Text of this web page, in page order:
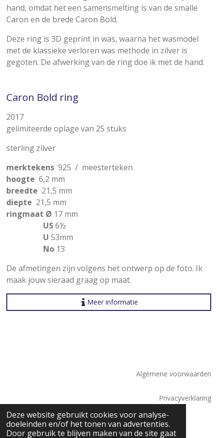
Deze website gebruikt cookies voor analyse-
doeleinden en/of het tonen van advertenties.
Door gebruik te blijven maken van de site gaat
hand, omdat het een samensmelting is van de smalle
Caron en de brede Caron Bold.
Deze ring is 3D geprint in was, waarna het wasmodel
met de klassieke verloren was methode in zilver is
gegoten. De afwerking van de ring doe ik met de hand.
Caron Bold ring
2017
gelimiteerde oplage van 25 stuks
sterling zilver
merktekens 925 / meesterteken
hoogte 6,2 mm
breedte 21,5 mm
diepte 21,5 mm
ringmaat Ø 17 mm
US6½
U 53mm
No 13
De afmetingen zijn volgens het ontwerp op de foto. Ik
maak jouw sieraad graag op maat.
Meer informatie
Algemene voorwaarden
Privacyverklaring
© 2026 Saskia Tossaint Maastricht